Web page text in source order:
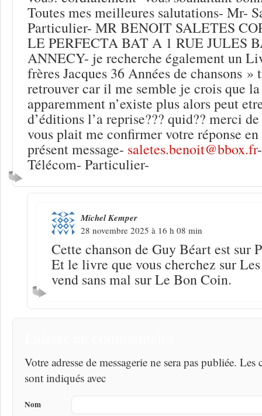
Toutes mes meilleures salutations- Mr-
Particulier- MR BENOIT SALETES
LE PERFECTA BAT A 1 RUE JULES
ANNECY- je recherche également un
frères Jacques 36 Années de chansons
retrouver car il me semble je crois que
apparemment n’existe plus alors peut
d’éditions l’a reprise??? quid?? merci
vous plait me confirmer votre réponse
présent message- saletes.benoit@bbox.fr
Télécom- Particulier-
Michel Kemper
28 novembre 2025 à 16 h 08 min
Cette chanson de Guy Béart est sur
Et le livre que vous cherchez sur Les
vend sans mal sur Le Bon Coin.
Votre adresse de messagerie ne sera pas publiée.
sont indiqués avec
Nom